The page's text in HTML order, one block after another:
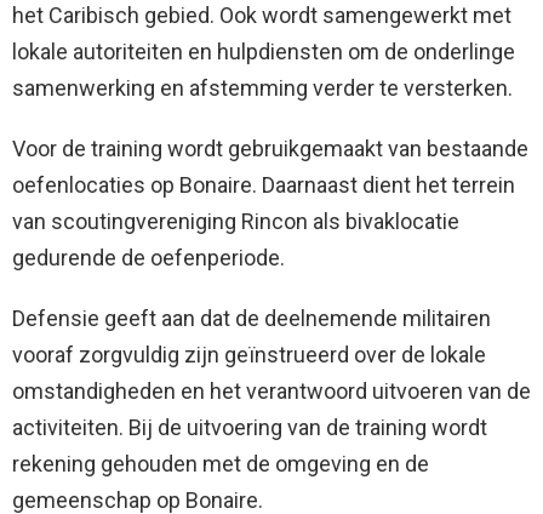
het Caribisch gebied. Ook wordt samengewerkt met
lokale autoriteiten en hulpdiensten om de onderlinge
samenwerking en afstemming verder te versterken.
Voor de training wordt gebruikgemaakt van bestaande
oefenlocaties op Bonaire. Daarnaast dient het terrein
van scoutingvereniging Rincon als bivaklocatie
gedurende de oefenperiode.
Defensie geeft aan dat de deelnemende militairen
vooraf zorgvuldig zijn geïnstrueerd over de lokale
omstandigheden en het verantwoord uitvoeren van de
activiteiten. Bij de uitvoering van de training wordt
rekening gehouden met de omgeving en de
gemeenschap op Bonaire.